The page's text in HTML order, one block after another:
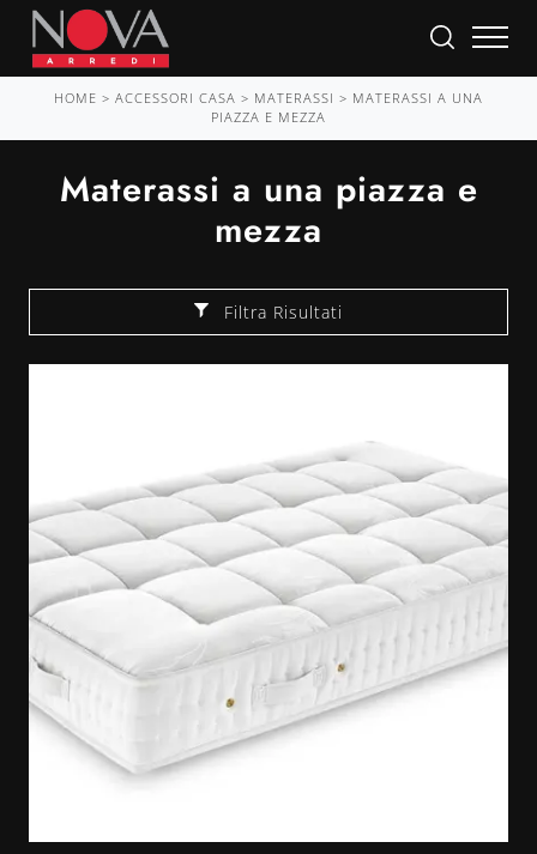
HOME > ACCESSORI CASA > MATERASSI > MATERASSI A UNA
PIAZZA E MEZZA
Materassi a una piazza e
mezza
Filtra Risultati